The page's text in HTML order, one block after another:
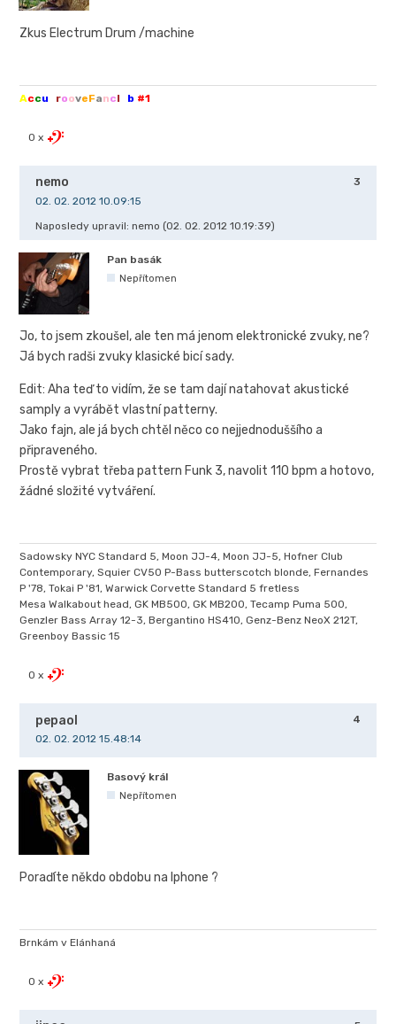
Zkus Electrum Drum /machine
Accu rooveFancl b #1
0 x
3
nemo
02. 02. 2012 10.09:15
Naposledy upravil: nemo (02. 02. 2012 10.19:39)
Pan basák
Nepřítomen
Jo, to jsem zkoušel, ale ten má jenom elektronické zvuky, ne?
Já bych radši zvuky klasické bicí sady.
Edit: Aha teď to vidím, že se tam dají natahovat akustické
samply a vyrábět vlastní patterny.
Jako fajn, ale já bych chtěl něco co nejjednoduššího a
připraveného.
Prostě vybrat třeba pattern Funk 3, navolit 110 bpm a hotovo,
žádné složité vytváření.
Sadowsky NYC Standard 5, Moon JJ-4, Moon JJ-5, Hofner Club
Contemporary, Squier CV50 P-Bass butterscotch blonde, Fernandes
P '78, Tokai P '81, Warwick Corvette Standard 5 fretless
Mesa Walkabout head, GK MB500, GK MB200, Tecamp Puma 500,
Genzler Bass Array 12-3, Bergantino HS410, Genz-Benz NeoX 212T,
Greenboy Bassic 15
0 x
4
pepaol
02. 02. 2012 15.48:14
Basový král
Nepřítomen
Poraďíte někdo obdobu na Iphone ?
Brnkám v Elánhaná
0 x